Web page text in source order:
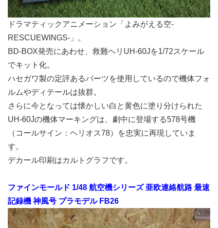
ドラマティックアニメーション「よみがえる空-
RESCUEWINGS-」。
BD-BOX発売にあわせ、救難ヘリUH-60Jを1/72スケール
でキット化。
ハセガワ製の定評あるパーツを使用しているので機体フォ
ルムやディテールは抜群。
さらに今となっては懐かしい白と黄色に塗り分けられた
UH-60Jの機体マーキングは、劇中に登場する578号機
（コールサイン：ヘリオス78）を忠実に再現していま
す。
デカール印刷はカルトグラフです。
ファインモールド 1/48 航空機シリーズ 亜欧連絡航路 最速
記録機 神風号 プラモデル FB26